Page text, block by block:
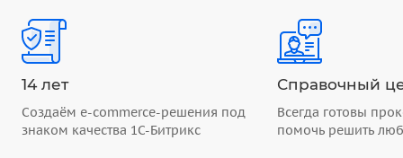
14 лет
Создаём e-commerce-решения под
знаком качества 1С-Битрикс
Справочный
Всегда готовы
помочь решить